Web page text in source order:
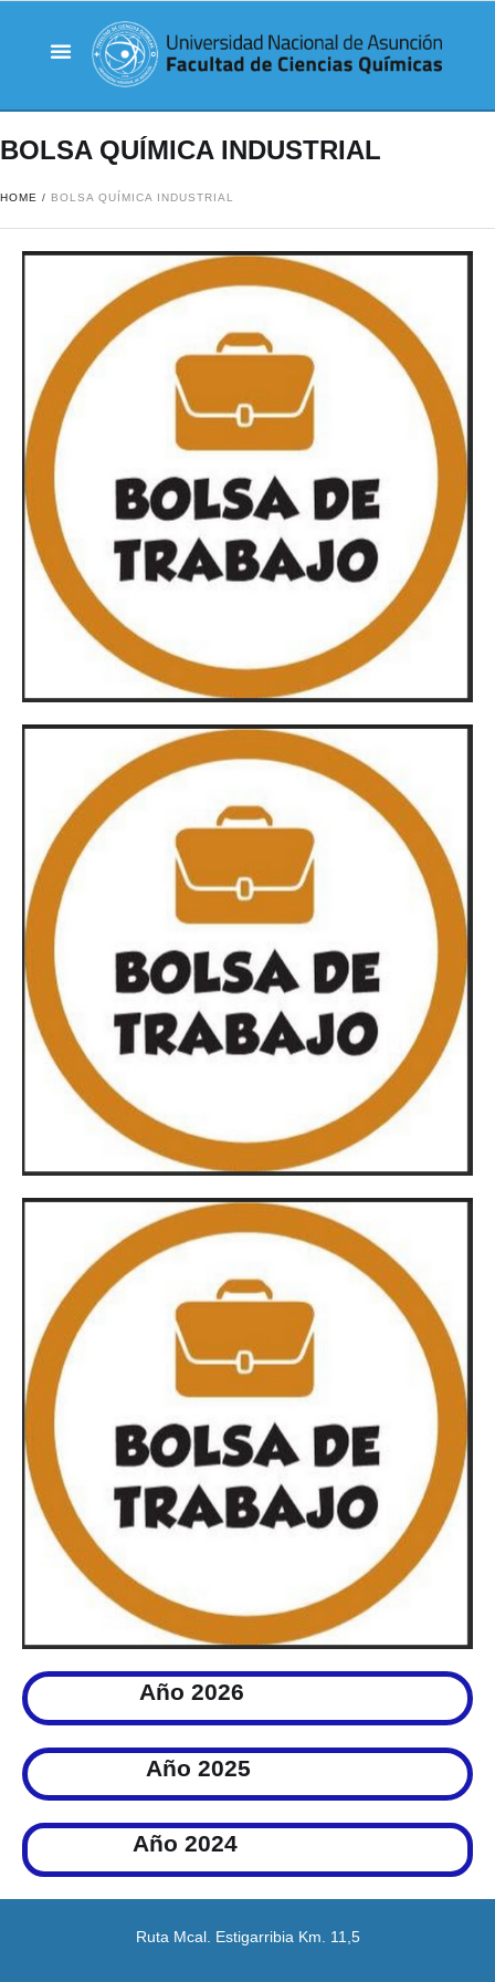
BOLSA QUÍMICA INDUSTRIAL
HOME / BOLSA QUÍMICA INDUSTRIAL
Año 2026
Año 2025
Año 2024
Ruta Mcal. Estigarribia Km. 11,5